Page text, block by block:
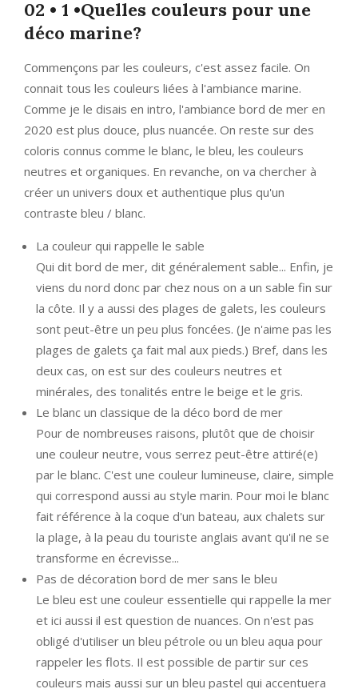
02 • 1 •Quelles couleurs pour une
déco marine?
Commençons par les couleurs, c'est assez facile. On
connait tous les couleurs liées à l'ambiance marine.
Comme je le disais en intro, l'ambiance bord de mer en
2020 est plus douce, plus nuancée. On reste sur des
coloris connus comme le blanc, le bleu, les couleurs
neutres et organiques. En revanche, on va chercher à
créer un univers doux et authentique plus qu'un
contraste bleu / blanc.
La couleur qui rappelle le sable
Qui dit bord de mer, dit généralement sable... Enfin, je
viens du nord donc par chez nous on a un sable fin sur
la côte. Il y a aussi des plages de galets, les couleurs
sont peut-être un peu plus foncées. (Je n'aime pas les
plages de galets ça fait mal aux pieds.) Bref, dans les
deux cas, on est sur des couleurs neutres et
minérales, des tonalités entre le beige et le gris.
Le blanc un classique de la déco bord de mer
Pour de nombreuses raisons, plutôt que de choisir
une couleur neutre, vous serrez peut-être attiré(e)
par le blanc. C'est une couleur lumineuse, claire, simple
qui correspond aussi au style marin. Pour moi le blanc
fait référence à la coque d'un bateau, aux chalets sur
la plage, à la peau du touriste anglais avant qu'il ne se
transforme en écrevisse...
Pas de décoration bord de mer sans le bleu
Le bleu est une couleur essentielle qui rappelle la mer
et ici aussi il est question de nuances. On n'est pas
obligé d'utiliser un bleu pétrole ou un bleu aqua pour
rappeler les flots. Il est possible de partir sur ces
couleurs mais aussi sur un bleu pastel qui accentuera